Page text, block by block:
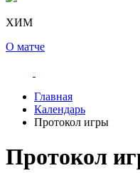
ХИМ
О матче
Главная
Календарь
Протокол игры
Протокол